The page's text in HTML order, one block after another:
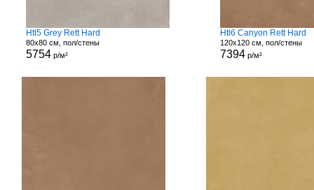
Htl5 Grey Rett Hard
80x80 см, пол/стены
5754 р/м²
Htl6 Canyon Rett Hard
120x120 см, пол/стены
7394 р/м²